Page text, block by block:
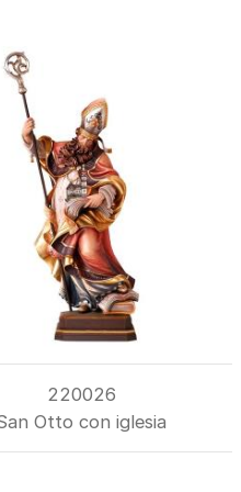
220026
Otto con iglesia